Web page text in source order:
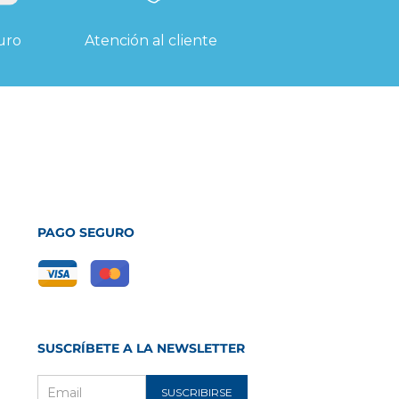
Atención al cliente
PAGO SEGURO
SUSCRÍBETE A LA NEWSLETTER
SUSCRIBIRSE